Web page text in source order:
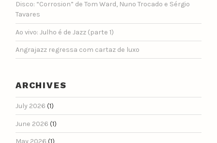
Disco: “Corrosion” de Tom Ward, Nuno Trocado e Sérgio
Tavares
Ao vivo: Julho é de Jazz (parte 1)
Angrajazz regressa com cartaz de luxo
ARCHIVES
July 2026 (1)
June 2026 (1)
May 2026 (1)